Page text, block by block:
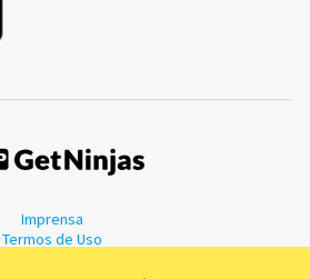
Imprensa
Termos de Uso